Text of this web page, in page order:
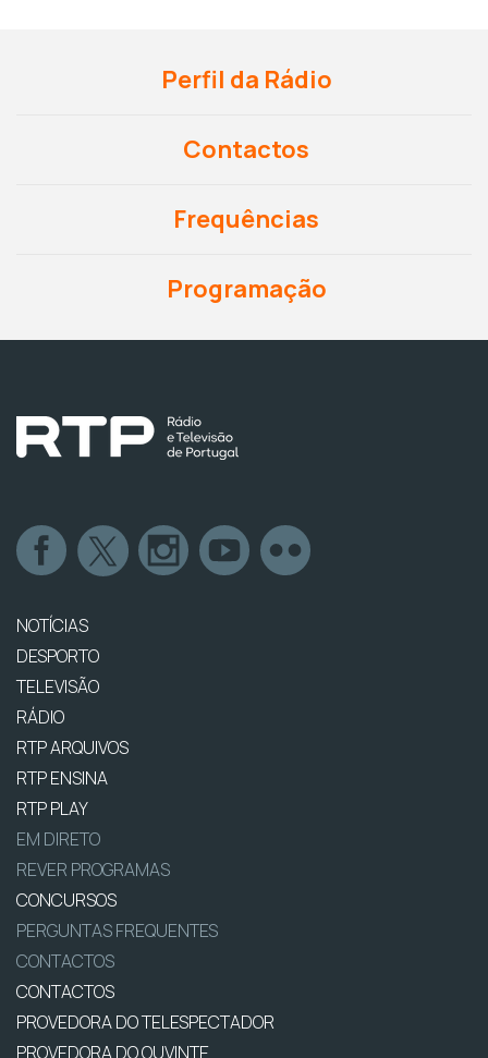
Perfil da Rádio
Contactos
Frequências
Programação
NOTÍCIAS
DESPORTO
TELEVISÃO
RÁDIO
RTP ARQUIVOS
RTP ENSINA
RTP PLAY
EM DIRETO
REVER PROGRAMAS
CONCURSOS
PERGUNTAS FREQUENTES
CONTACTOS
CONTACTOS
PROVEDORA DO TELESPECTADOR
PROVEDORA DO OUVINTE